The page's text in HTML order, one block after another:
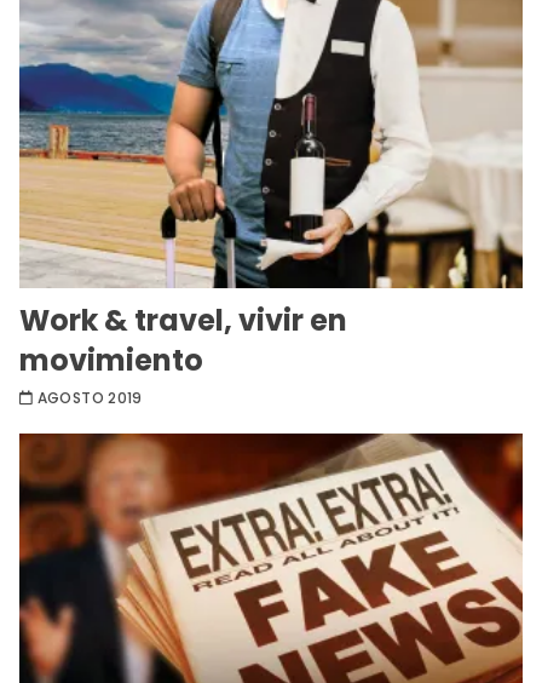
Work & travel, vivir en
movimiento
AGOSTO 2019